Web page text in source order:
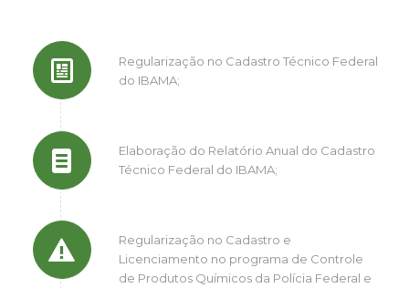
Regularização no Cadastro Técnico Federal
do IBAMA;
Elaboração do Relatório Anual do Cadastro
Técnico Federal do IBAMA;
Regularização no Cadastro e
Licenciamento no programa de Controle
de Produtos Químicos da Polícia Federal e